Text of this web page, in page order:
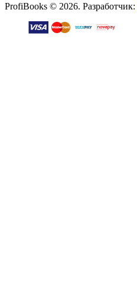
ProfiBooks © 2026. Разработчик: